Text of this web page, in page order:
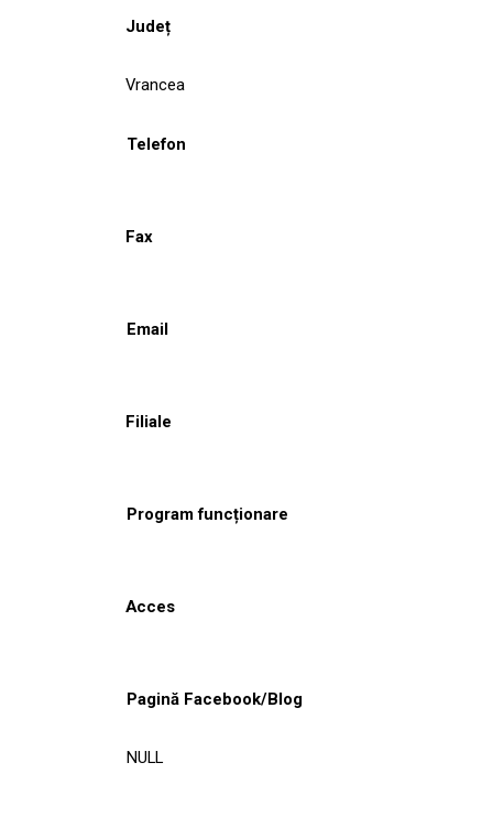
Județ
Vrancea
Telefon
Fax
Email
Filiale
Program funcționare
Acces
Pagină Facebook/Blog
NULL